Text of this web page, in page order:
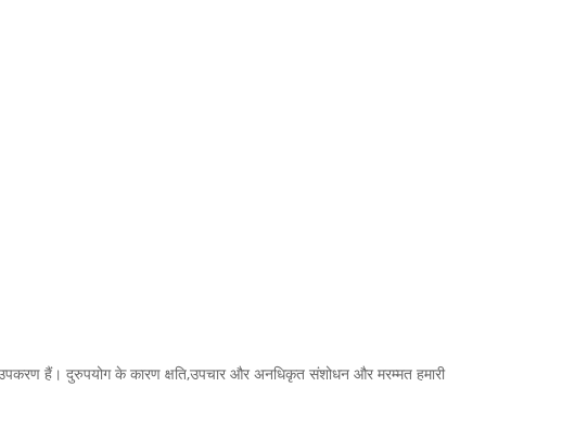
हैं। दुरुपयोग के कारण क्षति,उपचार और अनधिकृत संशोधन और मरम्मत हमारी